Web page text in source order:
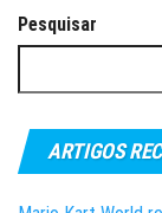
Pesquisar
ARTIGOS